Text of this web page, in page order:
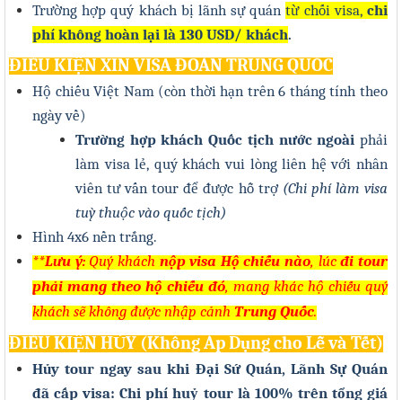
Trường hợp quý khách bị lãnh sự quántừ chối visa,chi
phí không hoàn lại là 130 USD/ khách.
ĐIỀU KIỆN XIN VISA ĐOÀN TRUNG QUỐC
Hộ chiếu Việt Nam (còn thời hạn trên 6 tháng tính theo
ngày về)
Trường hợp khách Quốc tịch nước ngoài phải
làm visa lẻ, quý khách vui lòng liên hệ với nhân
viên tư vấn tour để được hỗ trợ (Chi phí làm visa
tuỳ thuộc vào quốc tịch)
Hình 4x6 nền trắng.
**Lưu ý:Quý khách nộp visa Hộ chiếu nào, lúcđi tour
phải mang theo hộ chiếu đó, mang khác hộ chiếu quý
khách sẽ không được nhập cảnh Trung Quốc.
ĐIỀU KIỆN HỦY (Không Áp Dụng cho Lễ và Tết)
Hủy tour ngay sau khi Đại Sứ Quán, Lãnh Sự Quán
đã cấp visa: Chi phí huỷ tour là 100% trên tổng giá